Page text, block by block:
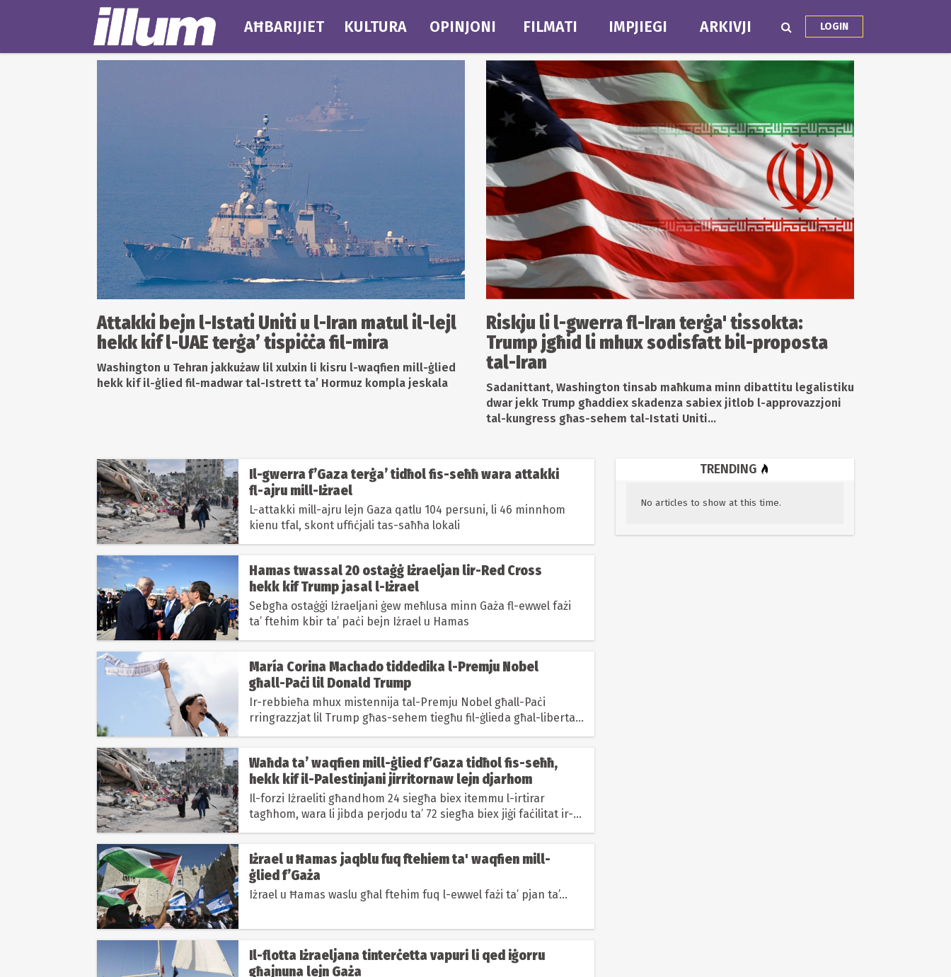
AĦBARIJIET KULTURA OPINJONI FILMATI IMPJIEGI ARKIVJI LOGIN
Attakki bejn l-Istati Uniti u l-Iran matul il-lejl
hekk kif l-UAE terġa’ tispiċċa fil-mira
Washington u Tehran jakkużaw lil xulxin li kisru l-waqfien mill-ġlied
hekk kif il-ġlied fil-madwar tal-Istrett ta’ Hormuz kompla jeskala
Riskju li l-gwerra fl-Iran terġa' tissokta:
Trump jgħid li mhux sodisfatt bil-proposta
tal-Iran
Sadanittant, Washington tinsab maħkuma minn dibattitu legalistiku
dwar jekk Trump għaddiex skadenza sabiex jitlob l-approvazzjoni
tal-kungress għas-sehem tal-Istati Uniti...
Il-gwerra f’Gaza terġa’ tidħol fis-seħħ wara attakki
fl-ajru mill-Iżrael
L-attakki mill-ajru lejn Gaza qatlu 104 persuni, li 46 minnhom
kienu tfal, skont uffiċjali tas-saħħa lokali
Hamas twassal 20 ostaġġ Iżraeljan lir-Red Cross
hekk kif Trump jasal l-Iżrael
Sebgħa ostaġġi Iżraeljani ġew meħlusa minn Gaża fl-ewwel fażi
ta’ ftehim kbir ta’ paċi bejn Iżrael u Hamas
María Corina Machado tiddedika l-Premju Nobel
għall-Paċi lil Donald Trump
Ir-rebbieħa mhux mistennija tal-Premju Nobel għall-Paċi
rringrazzjat lil Trump għas-sehem tiegħu fil-ġlieda għal-liberta'
fil-Veneżwela
Waħda ta’ waqfien mill-ġlied f’Gaza tidħol fis-seħħ,
hekk kif il-Palestinjani jirritornaw lejn djarhom
Il-forzi Iżraeliti għandhom 24 siegħa biex itemmu l-irtirar
tagħhom, wara li jibda perjodu ta’ 72 siegħa biex jiġi faċilitat ir-
rilaxx gradwali...
Iżrael u Ħamas jaqblu fuq ftehiem ta' waqfien mill-
ġlied f’Gaża
Iżrael u Ħamas waslu għal ftehim fuq l-ewwel fażi ta’ pjan ta’...
Il-flotta Iżraeljana tinterċetta vapuri li qed iġorru
għajnuna lejn Gaża
TRENDING